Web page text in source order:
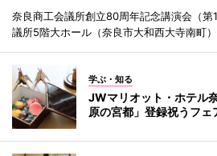
奈良商工会議所創立80周年記念講演会（
議所5階大ホール（奈良市大和西大寺南町）
学ぶ・知る
JWマリオット・ホテル
原の宮都」登録祝うフェ